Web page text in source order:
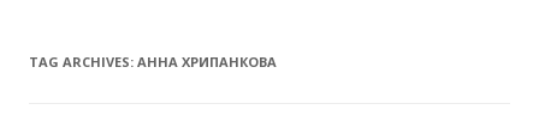
TAG ARCHIVES: АННА ХРИПАНКОВА